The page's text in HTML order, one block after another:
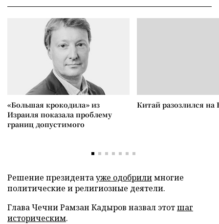
«Большая крокодила» из
Израиля показала проблему
границ допустимого
Китай разозлился на
Решение президентауже одобрилимногие
политические и религиозные деятели.
Глава Чечни Рамзан Кадыров назвал этотшаг
историческим.